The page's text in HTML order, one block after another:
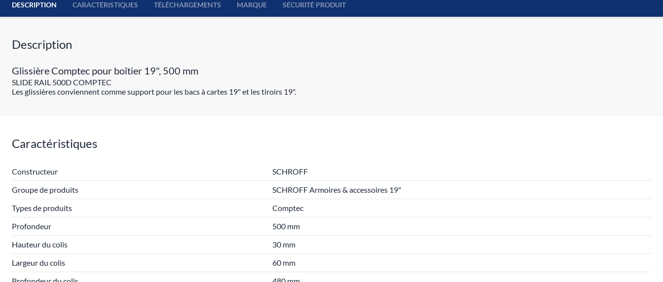
DESCRIPTION CARACTÉRISTIQUES TÉLÉCHARGEMENTS MARQUE SÉCURITÉ PRODUIT
Description
Glissière Comptec pour boîtier 19", 500 mm
SLIDE RAIL 500D COMPTEC
Les glissières conviennent comme support pour les bacs à cartes 19" et les tiroirs 19".
Caractéristiques
Constructeur
SCHROFF
Groupe de produits
SCHROFF Armoires & accessoires 19"
Types de produits
Comptec
Profondeur
500 mm
Hauteur du colis
30 mm
Largeur du colis
60 mm